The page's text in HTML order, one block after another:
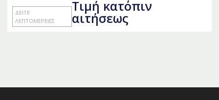
ΔΕΊΤΕ
ΛΕΠΤΟΜΈΡΕΙΕΣ
Τιμή κατόπιν
αιτήσεως